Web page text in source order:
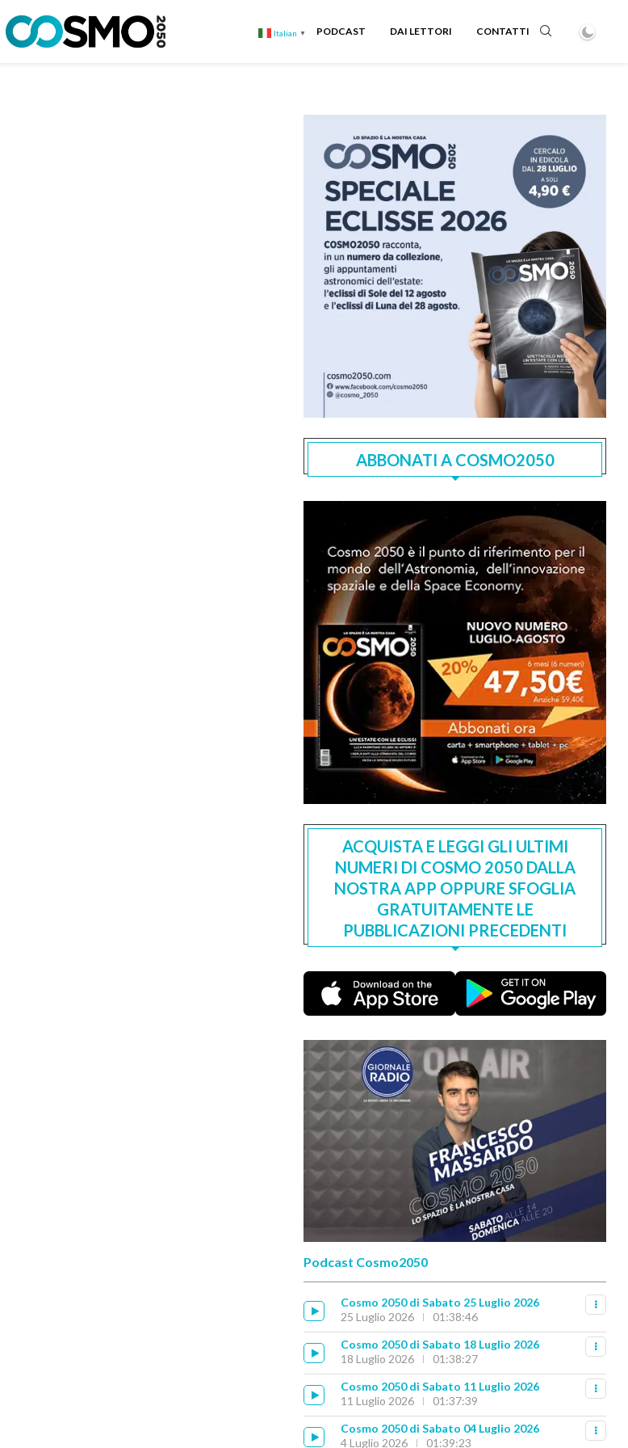
Italian ▼ PODCAST DAI LETTORI CONTATTI
ABBONATI A COSMO2050
ACQUISTA E LEGGI GLI ULTIMI
NUMERI DI COSMO 2050 DALLA
NOSTRA APP OPPURE SFOGLIA
GRATUITAMENTE LE
PUBBLICAZIONI PRECEDENTI
Podcast Cosmo2050
Cosmo 2050 di Sabato 25 Luglio 2026
25 Luglio 2026
01:38:46
Cosmo 2050 di Sabato 18 Luglio 2026
18 Luglio 2026
01:38:27
Cosmo 2050 di Sabato 11 Luglio 2026
11 Luglio 2026
01:37:39
Cosmo 2050 di Sabato 04 Luglio 2026
4 Luglio 2026
01:39:23